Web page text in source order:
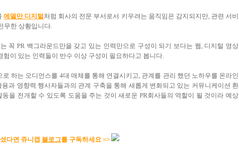
에델만 디지털 처럼 회사의 전문 부서로서 키우려는 움직임은 감지되지만, 관련 서비
무한 상황입니다.
꼭 PR 백그라운드만을 갖고 있는 인력만으로 구성이 되기 보다는 웹, 디지털 영상
이 있는 인력들이 반수 이상 구성이 필요하다고 봅니다.
하는 오디언스를 4대 매체를 통해 연결시키고, 관계를 관리 했던 노하우를 온라인
과 영향력 행사자들과의 관계 구축을 통해 새롭게 변화되고 있는 커뮤니케이션 환
을 전개할 수 있도록 도움을 주는 것이 새로운 PR회사들의 역할이 될 것이라 예상
다면 쥬니캡 블로그를 구독하세요 =>